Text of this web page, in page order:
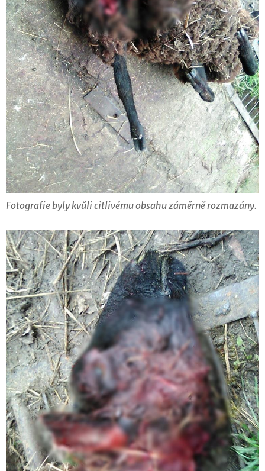
Fotografie byly kvůli citlivému obsahu záměrně rozmazány.